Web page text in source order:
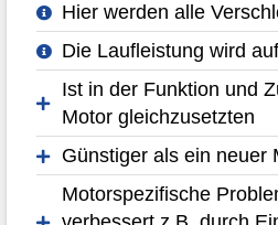
Hier werden alle
Die Laufleistung wird
Ist in der Funktion und
Motor gleichzusetzten
Günstiger als ein neuer
Motorspezifische